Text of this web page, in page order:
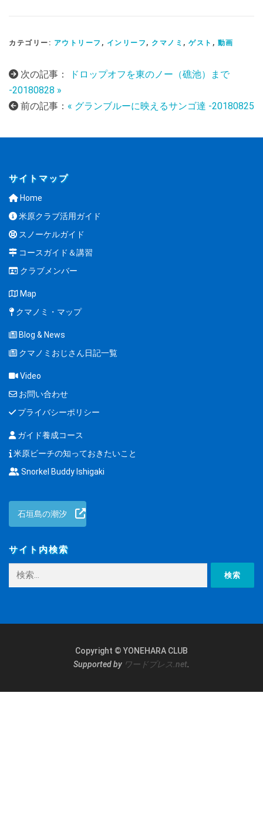
カテゴリー: アウトリーフ , インリーフ , クマノミ , ゲスト , 動画
次の記事：
ドロップオフを東のノー（礁池）まで
-20180828 »
前の記事： « グランブルーに映えるサンゴ達 -20180825
サイトマップ
Home
米原クラブ活用ガイド
スノーケルガイド
コースガイド＆講習
クラブメンバー
Map
クマノミ・マップ
Blog & News
クマノミおじさん日記一覧
Video
お問い合わせ
プライバシーポリシー
ガイド養成コース
米原ビーチの知っておきたいこと
Snorkel Buddy Ishigaki
石垣島の潮汐
サイト内検索
Copyright © YONEHARA CLUB
Supported by ワードプレス.net.